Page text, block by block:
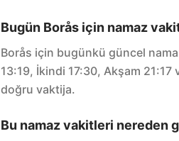
Bugün Borås için namaz
Borås için bugünkü güncel
13:19, İkindi 17:30, Akşam 21:17
doğru vaktija.
Bu namaz vakitleri nereden